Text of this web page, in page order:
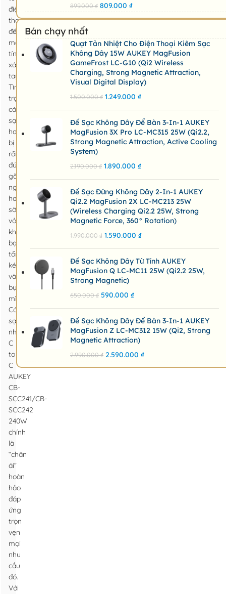
điện
thoại
đến
máy
tính
xách
tay?
Tình
trạng
cáp
sạc
hay
bị
rối,
đứt
gãy
ngầm
hay
sờn
vỏ
khiến
bạn
tốn
kém
và
bực
mình?
Cáp
sạc
nhanh
C
to
C
AUKEY
CB-
SCC241/CB-
SCC242
240W
chính
là
“chân
ái”
hoàn
hảo
đáp
ứng
trọn
vẹn
mọi
nhu
cầu
đó.
Với
899.000₫ 809.000 ₫
Bán chạy nhất
Quạt Tản Nhiệt Cho Điện Thoại Kiêm Sạc
Không Dây 15W AUKEY MagFusion
GameFrost LC-G10 (Qi2 Wireless
Charging, Strong Magnetic Attraction,
Visual Digital Display)
1.500.000₫ 1.249.000 ₫
Đế Sạc Không Dây Để Bàn 3-In-1 AUKEY
MagFusion 3X Pro LC-MC315 25W (Qi2.2,
Strong Magnetic Attraction, Active Cooling
System)
2.190.000₫ 1.890.000 ₫
Đế Sạc Đứng Không Dây 2-In-1 AUKEY
Qi2.2 MagFusion 2X LC-MC213 25W
(Wireless Charging Qi2.2 25W, Strong
Magnetic Force, 360° Rotation)
1.990.000₫ 1.590.000 ₫
Đế Sạc Không Dây Từ Tính AUKEY
MagFusion Q LC-MC11 25W (Qi2.2 25W,
Strong Magnetic)
650.000₫ 590.000 ₫
Đế Sạc Không Dây Để Bàn 3-In-1 AUKEY
MagFusion Z LC-MC312 15W (Qi2, Strong
Magnetic Attraction)
2.990.000₫ 2.590.000 ₫